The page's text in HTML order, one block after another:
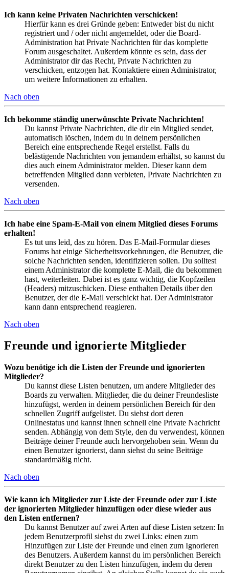
Ich kann keine Privaten Nachrichten verschicken!
Hierfür kann es drei Gründe geben: Entweder bist du nicht
registriert und / oder nicht angemeldet, oder die Board-
Administration hat Private Nachrichten für das komplette
Forum ausgeschaltet. Außerdem könnte es sein, dass der
Administrator dir das Recht, Private Nachrichten zu
verschicken, entzogen hat. Kontaktiere einen Administrator,
um weitere Informationen zu erhalten.
Nach oben
Ich bekomme ständig unerwünschte Private Nachrichten!
Du kannst Private Nachrichten, die dir ein Mitglied sendet,
automatisch löschen, indem du in deinem persönlichen
Bereich eine entsprechende Regel erstellst. Falls du
belästigende Nachrichten von jemandem erhältst, so kannst du
dies auch einem Administrator melden. Dieser kann dem
betreffenden Mitglied dann verbieten, Private Nachrichten zu
versenden.
Nach oben
Ich habe eine Spam-E-Mail von einem Mitglied dieses Forums
erhalten!
Es tut uns leid, das zu hören. Das E-Mail-Formular dieses
Forums hat einige Sicherheitsvorkehrungen, die Benutzer, die
solche Nachrichten senden, identifizieren sollen. Du solltest
einem Administrator die komplette E-Mail, die du bekommen
hast, weiterleiten. Dabei ist es ganz wichtig, die Kopfzeilen
(Headers) mitzuschicken. Diese enthalten Details über den
Benutzer, der die E-Mail verschickt hat. Der Administrator
kann dann entsprechend reagieren.
Nach oben
Freunde und ignorierte Mitglieder
Wozu benötige ich die Listen der Freunde und ignorierten
Mitglieder?
Du kannst diese Listen benutzen, um andere Mitglieder des
Boards zu verwalten. Mitglieder, die du deiner Freundesliste
hinzufügst, werden in deinem persönlichen Bereich für den
schnellen Zugriff aufgelistet. Du siehst dort deren
Onlinestatus und kannst ihnen schnell eine Private Nachricht
senden. Abhängig von dem Style, den du verwendest, können
Beiträge deiner Freunde auch hervorgehoben sein. Wenn du
einen Benutzer ignorierst, dann siehst du seine Beiträge
standardmäßig nicht.
Nach oben
Wie kann ich Mitglieder zur Liste der Freunde oder zur Liste
der ignorierten Mitglieder hinzufügen oder diese wieder aus
den Listen entfernen?
Du kannst Benutzer auf zwei Arten auf diese Listen setzen: In
jedem Benutzerprofil siehst du zwei Links: einen zum
Hinzufügen zur Liste der Freunde und einen zum Ignorieren
des Benutzers. Außerdem kannst du im persönlichen Bereich
direkt Benutzer zu den Listen hinzufügen, indem du deren